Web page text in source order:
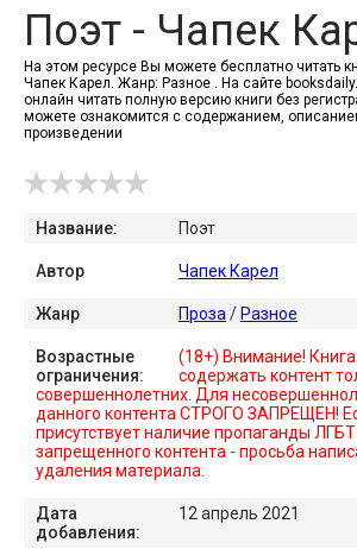
Поэт - Чапек
На этом ресурсе Вы можете бесплатно читать
Чапек Карел. Жанр: Разное . На сайте
онлайн читать полную версию книги без
можете ознакомится с содержанием,
произведении
Название: Поэт
Автор Чапек Карел
Жанр Проза / Разное
Возрастные
ограничения:
(18+) Внимание!
содержать контент
совершеннолетних. Для
данного контента СТРОГО ЗАПРЕЩЕН!
присутствует наличие пропаганды ЛГБТ
запрещенного контента - просьба
удаления материала.
Дата
добавления:
12 апрель 2021